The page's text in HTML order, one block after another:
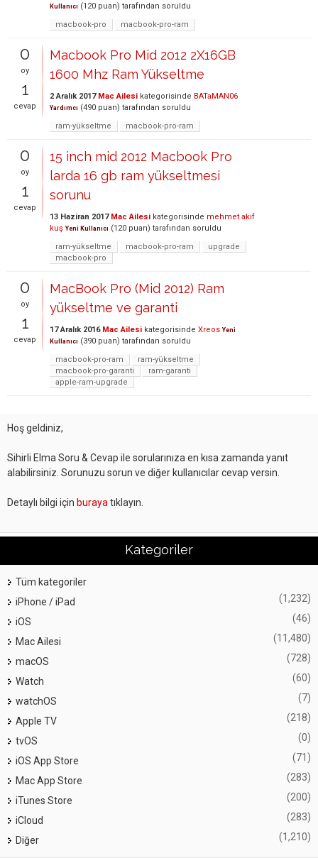
Kullanıcı (120 puan) tarafından soruldu
macbook-pro
macbook-pro-ram
0
oy
1
cevap
Macbook Pro Mid 2012 2X16GB
1600 Mhz Ram Yükseltme
2 Aralık 2017 Mac Ailesi kategorisinde BATaMAN06
Yardımcı (490 puan) tarafından soruldu
ram-yükseltme
macbook-pro-ram
0
oy
1
cevap
15 inch mid 2012 Macbook Pro
larda 16 gb ram yükseltmesi
sorunu
13 Haziran 2017 Mac Ailesi kategorisinde mehmet akif
kuş Yeni Kullanıcı (120 puan) tarafından soruldu
ram-yükseltme
macbook-pro-ram
upgrade
macbook-pro
0
oy
1
cevap
MacBook Pro (Mid 2012) Ram
yükseltme ve garanti
17 Aralık 2016 Mac Ailesi kategorisinde Xreos Yeni
Kullanıcı (390 puan) tarafından soruldu
macbook-pro-ram
ram-yükseltme
macbook-pro-garanti
ram-garanti
apple-ram-upgrade
Hoş geldiniz,
Sihirli Elma Soru & Cevap ile sorularınıza en kısa zamanda yanıt
alabilirsiniz. Sorunuzu sorun ve diğer kullanıcılar cevap versin.
Detaylı bilgi için buraya tıklayın.
Kategoriler
Tüm kategoriler
iPhone / iPad
(1,232)
iOS (46)
Mac Ailesi (11,480)
macOS (728)
Watch (60)
watchOS (7)
Apple TV (218)
tvOS (0)
iOS App Store (71)
Mac App Store (283)
iTunes Store (200)
iCloud (283)
Diğer (1,210)